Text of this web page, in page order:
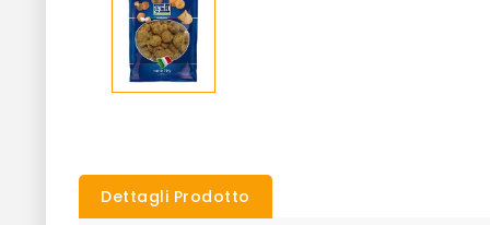
Dettagli Prodotto